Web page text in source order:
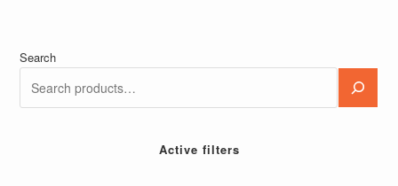
Search
Active filters